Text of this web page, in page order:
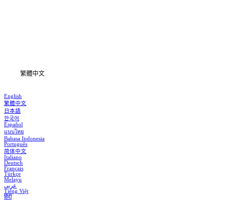
繁體中文
English
繁體中文
日本語
한국어
Español
แบบไทย
Bahasa Indonesia
Português
简体中文
Italiano
Deutsch
Français
Türkçe
Melayu
عربي
Tiếng Việt
हिंदी